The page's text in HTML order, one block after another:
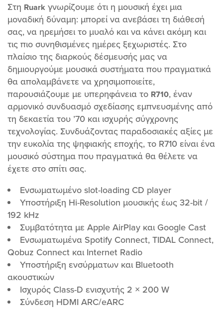
Στη Ruark γνωρίζουμε ότι η μουσική έχει μια
μοναδική δύναμη: μπορεί να ανεβάσει τη διάθεσή
σας, να ηρεμήσει το μυαλό και να κάνει ακόμη και
τις πιο συνηθισμένες ημέρες ξεχωριστές. Στο
πλαίσιο της διαρκούς δέσμευσής μας να
δημιουργούμε μουσικά συστήματα που πραγματικά
θα απολαμβάνετε να χρησιμοποιείτε,
παρουσιάζουμε με υπερηφάνεια το R710, έναν
αρμονικό συνδυασμό σχεδίασης εμπνευσμένης από
τη δεκαετία του ’70 και ισχυρής σύγχρονης
τεχνολογίας. Συνδυάζοντας παραδοσιακές αξίες με
την ευκολία της ψηφιακής εποχής, το R710 είναι ένα
μουσικό σύστημα που πραγματικά θα θέλετε να
έχετε στο σπίτι σας.
Ενσωματωμένο slot-loading CD player
Υποστήριξη Hi-Resolution μουσικής έως 32-bit /
192 kHz
Συμβατότητα με Apple AirPlay και Google Cast
Ενσωματωμένα Spotify Connect, TIDAL Connect,
Qobuz Connect και Internet Radio
Υποστήριξη ενσύρματων και Bluetooth
ακουστικών
Ισχυρός Class-D ενισχυτής 2 × 200 W
Σύνδεση HDMI ARC/eARC